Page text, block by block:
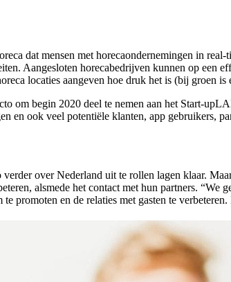
dat mensen met horecaondernemingen in
Aangesloten horecabedrijven kunnen op een
locaties aangeven hoe druk het is (bij groen
om begin 2020 deel te nemen aan het Start-
en ook veel potentiële klanten, app gebruikers,
over Nederland uit te rollen lagen klaar.
alsmede het contact met hun partners.
promoten en de relaties met gasten te